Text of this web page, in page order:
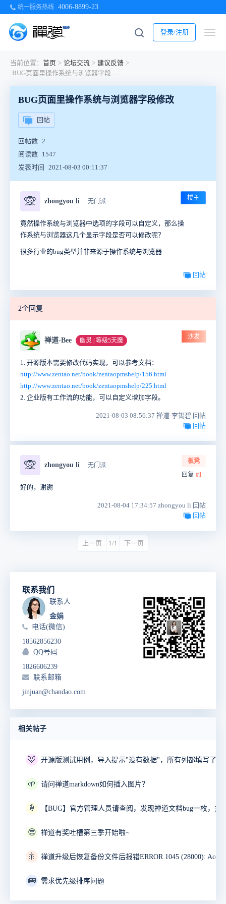
统一服务热线 4006-8899-23
登录/注册
当前位置： 首页 > 论坛交流 > 建议反馈 >
BUG页面里操作系统与浏览器字段修改
BUG页面里操作系统与浏览器字段修改
回帖
回帖数 2
阅读数 1547
发表时间
2021-08-03 00:11:37
🙊 zhongyou li 无门派 楼主
竟然操作系统与浏览器中选项的字段可以自定义，那么操
作系统与浏览器这几个显示字段是否可以修改呢？
很多行业的bug类型并非来源于操作系统与浏览器
回帖
2个回复
禅道-Bee 幽灵 | 等级5天魔
沙发
1. 开源版本需要修改代码实现，可以参考文档：
http://www.zentao.net/book/zentaopmshelp/156.html
http://www.zentao.net/book/zentaopmshelp/225.html
2. 企业版有工作流的功能，可以自定义增加字段。
2021-08-03 08:56:37 禅道-李锡碧 回帖
回帖
🙊 zhongyou li 无门派
板凳
回复 #1
好的，谢谢
2021-08-04 17:34:57 zhongyou li 回帖
回帖
上一页 1/1 下一页
联系我们
联系人
金娟
电话(微信)
18562856230
QQ号码
1826606239
联系邮箱
jinjuan@chandao.com
相关帖子
🦊 开源版测试用例，导入提示"没有数据"，所有列都填写了。
🌱 请问禅道markdown如何插入图片？
🍦
😎 禅道有奖吐槽第三季开始啦~
🎇
🚌 需求优先级排序问题